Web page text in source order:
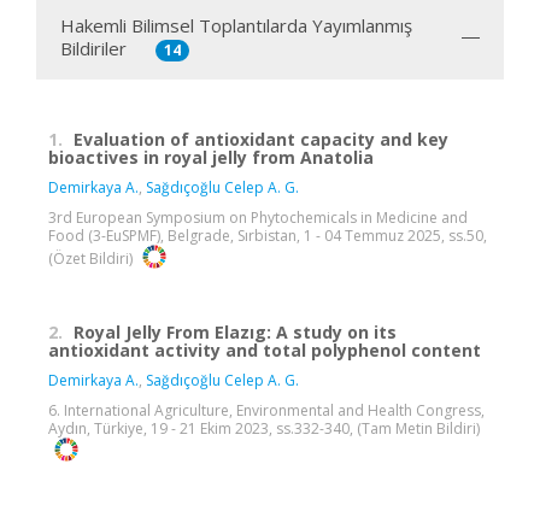
Hakemli Bilimsel Toplantılarda Yayımlanmış
Bildiriler
14
1. Evaluation of antioxidant capacity and key
bioactives in royal jelly from Anatolia
Demirkaya A., Sağdıçoğlu Celep A. G.
3rd European Symposium on Phytochemicals in Medicine and
Food (3-EuSPMF), Belgrade, Sırbistan, 1 - 04 Temmuz 2025, ss.50,
(Özet Bildiri)
2. Royal Jelly From Elazıg: A study on its
antioxidant activity and total polyphenol content
Demirkaya A., Sağdıçoğlu Celep A. G.
6. International Agriculture, Environmental and Health Congress,
Aydın, Türkiye, 19 - 21 Ekim 2023, ss.332-340, (Tam Metin Bildiri)